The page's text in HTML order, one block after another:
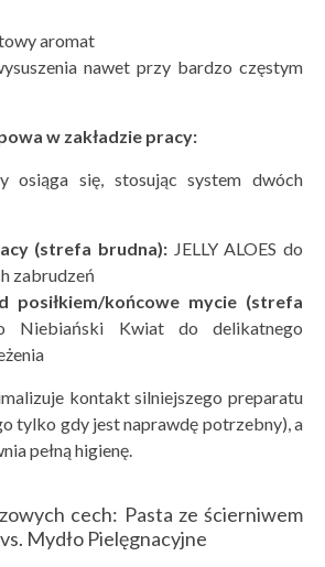
aromat
nawet przy bardzo częstym
w zakładzie pracy:
osiąga się, stosując system dwóch
(strefa brudna): JELLY ALOES do
zabrudzeń
posiłkiem/końcowe mycie (strefa
Niebiański Kwiat do delikatnego
kontakt silniejszego preparatu
tylko gdy jest naprawdę potrzebny), a
pełną higienę.
cech: Pasta ze ścierniwem
Mydło Pielęgnacyjne